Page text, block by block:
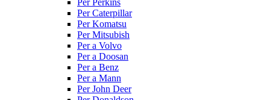
Per Perkins
Per Caterpillar
Per Komatsu
Per Mitsubish
Per a Volvo
Per a Doosan
Per a Benz
Per a Mann
Per John Deer